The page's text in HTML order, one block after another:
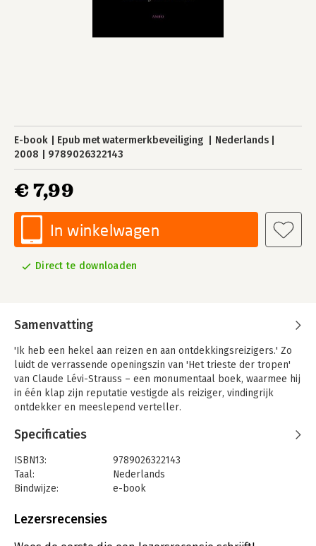
E-book Epub met watermerkbeveiliging
Nederlands
2008
9789026322143
€ 7,99
In winkelwagen
Direct te downloaden
Samenvatting
'Ik heb een hekel aan reizen en aan ontdekkingsreizigers.' Zo
luidt de verrassende openingszin van 'Het trieste der tropen'
van Claude Lévi-Strauss – een monumentaal boek, waarmee hij
in één klap zijn reputatie vestigde als reiziger, vindingrijk
ontdekker en meeslepend verteller.
Het oeuvre van de Franse antropoloog heeft in de tweede helft
van de twintigste eeuw een invloed gehad op de sociale
wetenschappen die vergelijkbaar is met die van Marx en Freud.
Door de toepassing van de structurele methode heeft hij een
omwenteling teweeggebracht in de bestudering van
classificatiesystemen, mythologie en tribale kunst. Maar ook
Specificaties
ISBN13:
9789026322143
Taal:
Nederlands
Bindwijze:
e-book
Bestandsformaat:
Lezersrecensies